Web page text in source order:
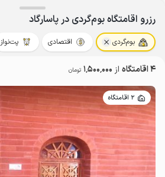
رزرو اقامتگاه بوم‌گردی در پاسارگاد
بوم‌گردی اقتصادی پت‌نواز
4 اقامتگاه از 1٬500٬000 تومان
2 اقامتگاه